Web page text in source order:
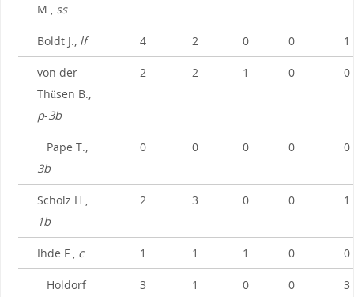
M., ss
Boldt J., lf 4 2 0 0 1
von der
Thüsen B.,
p-3b
2 2 1 0 0
Pape T.,
3b
0 0 0 0 0
Scholz H.,
1b
2 3 0 0 1
Ihde F., c 1 1 1 0 0
Holdorf
3 1 0 0 3